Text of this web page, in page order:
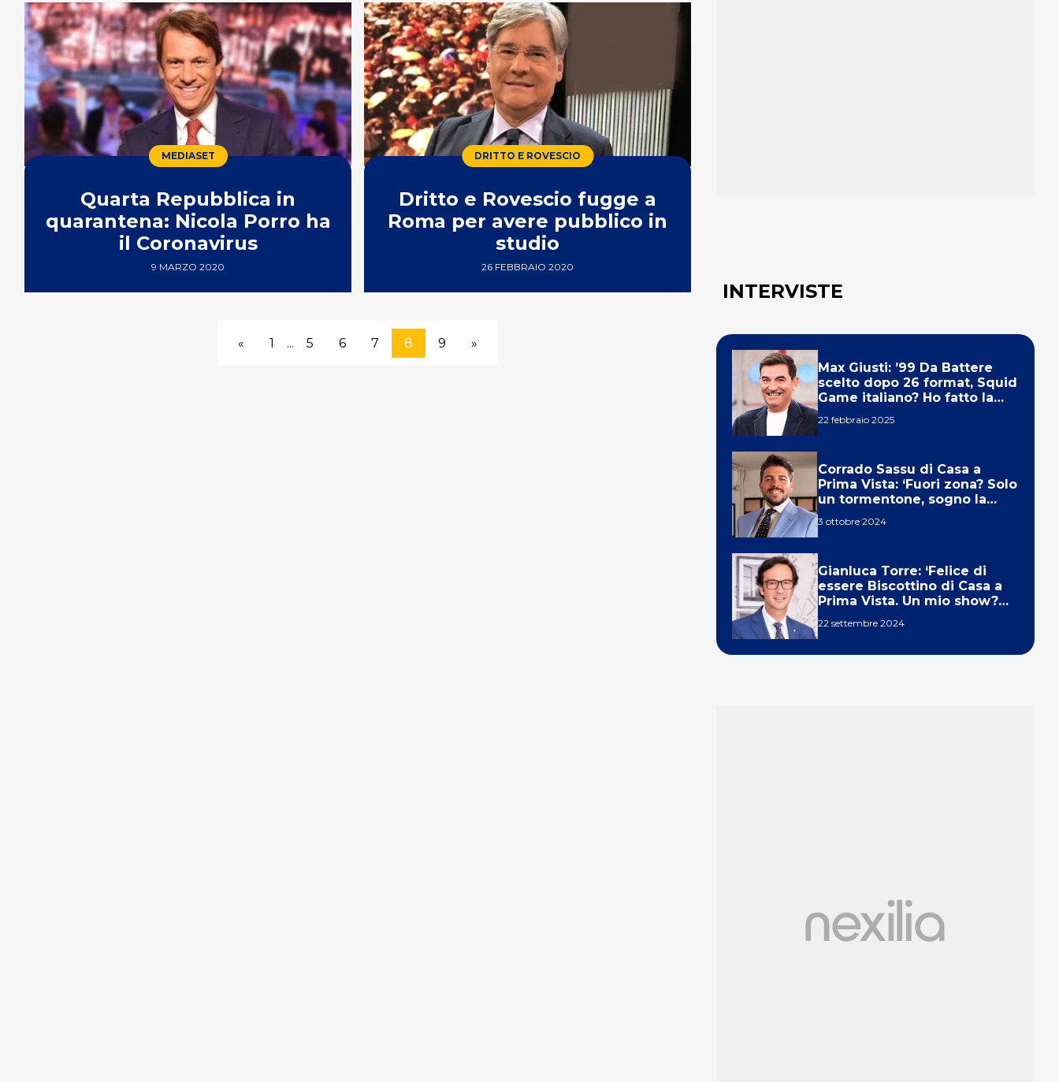
MEDIASET
Quarta Repubblica in
quarantena: Nicola Porro ha
il Coronavirus
9 MARZO 2020
DRITTO E ROVESCIO
Dritto e Rovescio fugge a
Roma per avere pubblico in
studio
26 FEBBRAIO 2020
« 1 ... 5 6 7 8 9 »
INTERVISTE
Max Giusti: ’99 Da Battere
scelto dopo 26 format, Squid
Game italiano? Ho fatto la
22 febbraio 2025
Corrado Sassu di Casa a
Prima Vista: ‘Fuori zona? Solo
un tormentone, sogno la
3 ottobre 2024
Gianluca Torre: ‘Felice di
essere Biscottino di Casa a
Prima Vista. Un mio show?
22 settembre 2024